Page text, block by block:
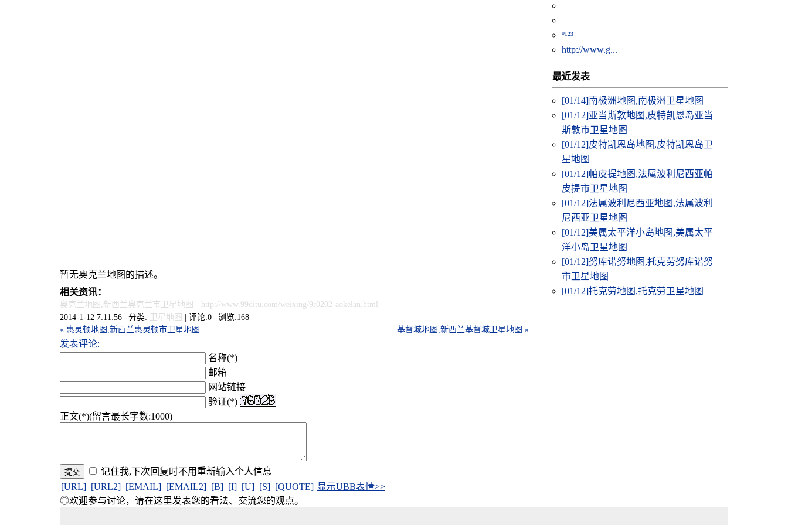
暂无奥克兰地图的描述。
相关资讯：
奥克兰地图,新西兰奥克兰市卫星地图 - http://www.99ditu.com/weixing/9r0202-aokelan.html
2014-1-12 7:11:56 | 分类:
卫星地图 | 评论:0 | 浏览:168
« 惠灵顿地图,新西兰惠灵顿市卫星地图
基督城地图,新西兰基督城卫星地图 »
发表评论:
名称(*)
邮箱
网站链接
验证(*)
正文(*)(留言最长字数:1000)
记住我,下次回复时不用重新输入个人信息
[URL] [URL2] [EMAIL] [EMAIL2] [B] [I] [U] [S] [QUOTE] 显示UBB表情>>
◎欢迎参与讨论，请在这里发表您的看法、交流您的观点。
º¹²³
http://www.g...
最近发表
[01/14]南极洲地图,南极洲卫星地图
[01/12]亚当斯敦地图,皮特凯恩岛亚当
斯敦市卫星地图
[01/12]皮特凯恩岛地图,皮特凯恩岛卫
星地图
[01/12]帕皮提地图,法属波利尼西亚帕
皮提市卫星地图
[01/12]法属波利尼西亚地图,法属波利
尼西亚卫星地图
[01/12]美属太平洋小岛地图,美属太平
洋小岛卫星地图
[01/12]努库诺努地图,托克劳努库诺努
市卫星地图
[01/12]托克劳地图,托克劳卫星地图